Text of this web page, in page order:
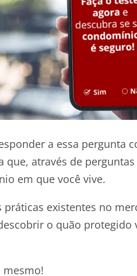
a essa pergunta
que, através de
em que você vive.
existentes no
o quão protegido
mesmo!